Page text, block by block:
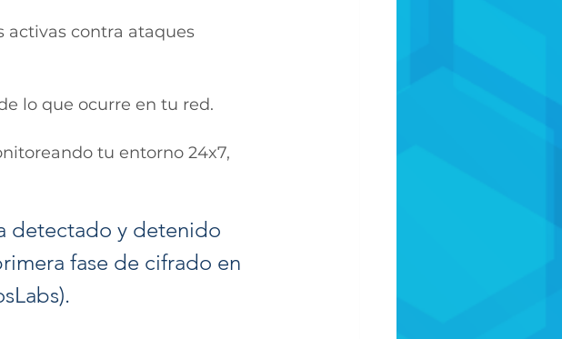
activas contra ataques
lo que ocurre en tu red.
tu entorno 24x7,
detectado y detenido
fase de cifrado en